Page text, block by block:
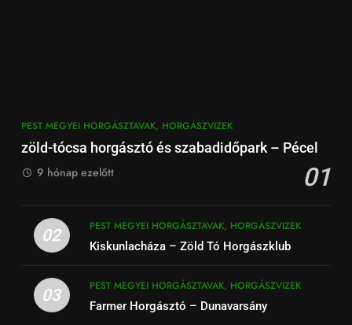
PEST MEGYEI HORGÁSZTAVAK, HORGÁSZVIZEK
zöld-tócsa horgásztó és szabadidőpark – Pécel
01
9 hónap ezelőtt
02
PEST MEGYEI HORGÁSZTAVAK, HORGÁSZVIZEK
Kiskunlacháza – Zöld Tó Horgászklub
03
PEST MEGYEI HORGÁSZTAVAK, HORGÁSZVIZEK
Farmer Horgásztó – Dunavarsány